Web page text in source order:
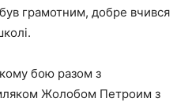
грамотним, добре вчився
бою разом з
Жолобом Петроим з